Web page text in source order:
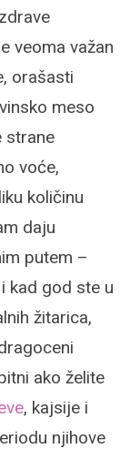
veoma važan
orašasti
meso
strane
voće,
količinu
daju
putem –
kad god ste u
žitarica,
ako želite
, kajsije i
njihove